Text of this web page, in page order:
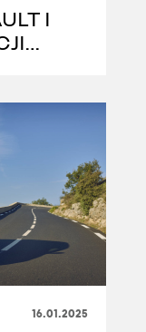
I
16.01.2025